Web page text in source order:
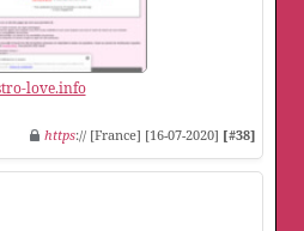
love.info
https:// [France] [16-07-2020] [#38]